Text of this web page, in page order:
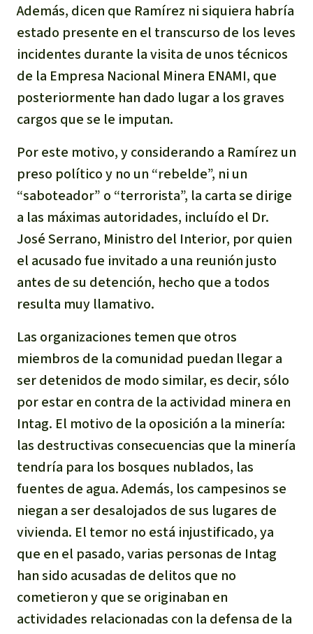
Además, dicen que Ramírez ni siquiera habría
estado presente en el transcurso de los leves
incidentes durante la visita de unos técnicos
de la Empresa Nacional Minera ENAMI, que
posteriormente han dado lugar a los graves
cargos que se le imputan.
Por este motivo, y considerando a Ramírez un
preso político y no un “rebelde”, ni un
“saboteador” o “terrorista”, la carta se dirige
a las máximas autoridades, incluído el Dr.
José Serrano, Ministro del Interior, por quien
el acusado fue invitado a una reunión justo
antes de su detención, hecho que a todos
resulta muy llamativo.
Las organizaciones temen que otros
miembros de la comunidad puedan llegar a
ser detenidos de modo similar, es decir, sólo
por estar en contra de la actividad minera en
Intag. El motivo de la oposición a la minería:
las destructivas consecuencias que la minería
tendría para los bosques nublados, las
fuentes de agua. Además, los campesinos se
niegan a ser desalojados de sus lugares de
vivienda. El temor no está injustificado, ya
que en el pasado, varias personas de Intag
han sido acusadas de delitos que no
cometieron y que se originaban en
actividades relacionadas con la defensa de la